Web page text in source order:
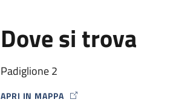
Dove si trova
Padiglione 2
APRI IN MAPPA
MAP ICON